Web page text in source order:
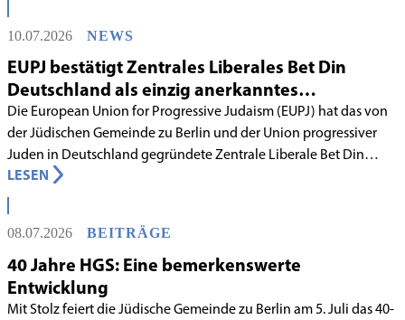
10.07.2026 NEWS
EUPJ bestätigt Zentrales Liberales Bet Din
Deutschland als einzig anerkanntes
liberales Rabbinatsgericht
Die European Union for Progressive Judaism (EUPJ) hat das von
der Jüdischen Gemeinde zu Berlin und der Union progressiver
Juden in Deutschland gegründete Zentrale Liberale Bet Din
Deutschland mit Wirkung zum 1. Juni 2026 als anerkanntes
Rabbinatsgericht aufgenommen.
LESEN
08.07.2026 BEITRÄGE
40 Jahre HGS: Eine bemerkenswerte
Entwicklung
Mit Stolz feiert die Jüdische Gemeinde zu Berlin am 5. Juli das 40-